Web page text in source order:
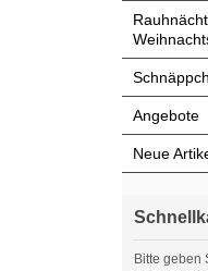
Angebote
Neue
Bitte geben